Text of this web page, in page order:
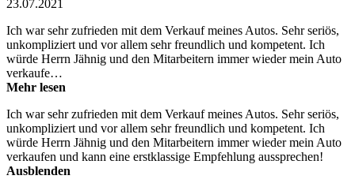
23.07.2021
Ich war sehr zufrieden mit dem Verkauf meines Autos. Sehr seriös,
unkompliziert und vor allem sehr freundlich und kompetent. Ich
würde Herrn Jähnig und den Mitarbeitern immer wieder mein Auto
verkaufe…
Mehr lesen
Ich war sehr zufrieden mit dem Verkauf meines Autos. Sehr seriös,
unkompliziert und vor allem sehr freundlich und kompetent. Ich
würde Herrn Jähnig und den Mitarbeitern immer wieder mein Auto
verkaufen und kann eine erstklassige Empfehlung aussprechen!
Ausblenden